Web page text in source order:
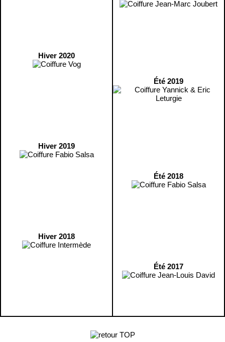
Hiver 2020
Hiver 2019
Hiver 2018
Été 2019
Été 2018
Été 2017